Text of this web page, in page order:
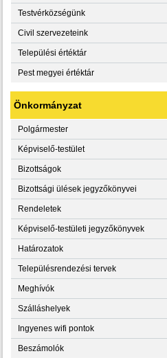
Testvérközségünk
Civil szervezeteink
Települési értéktár
Pest megyei értéktár
Önkormányzat
Polgármester
Képviselő-testület
Bizottságok
Bizottsági ülések jegyzőkönyvei
Rendeletek
Képviselő-testületi jegyzőkönyvek
Határozatok
Településrendezési tervek
Meghívók
Szálláshelyek
Ingyenes wifi pontok
Beszámolók